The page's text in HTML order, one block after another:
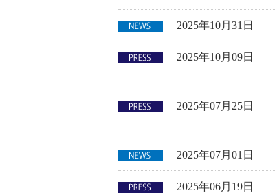
2025年10月31日
2025年10月09日
2025年07月25日
2025年07月01日
2025年06月19日